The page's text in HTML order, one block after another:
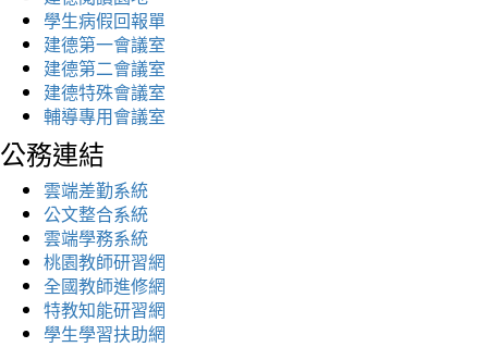
學生病假回報單
建德第一會議室
建德第二會議室
建德特殊會議室
輔導專用會議室
公務連結
雲端差勤系統
公文整合系統
雲端學務系統
桃園教師研習網
全國教師進修網
特教知能研習網
學生學習扶助網